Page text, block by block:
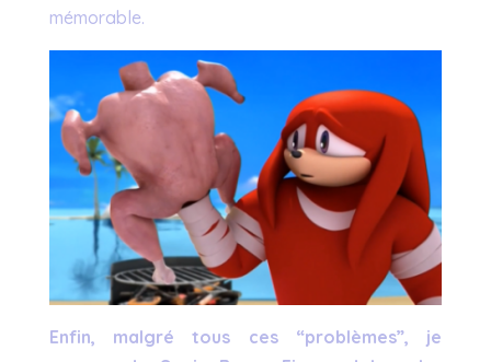
mémorable.
Enfin, malgré tous ces “problèmes”, je